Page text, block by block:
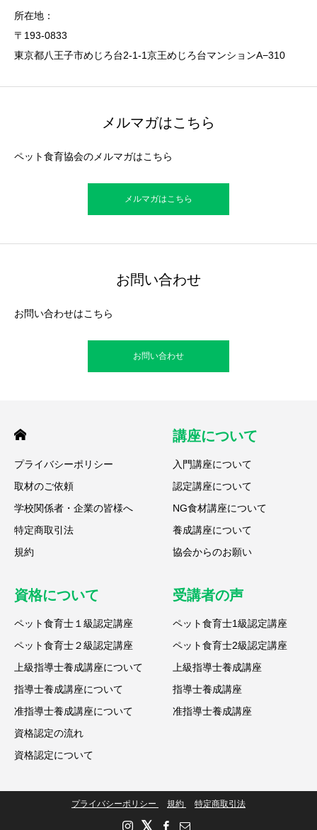
所在地：
〒193-0833
東京都八王子市めじろ台2-1-1京王めじろ台マンションA−310
メルマガはこちら
ペット食育協会のメルマガはこちら
メルマガはこちら
お問い合わせ
お問い合わせはこちら
お問い合わせ
プライバシーポリシー
取材のご依頼
学校関係者・企業の皆様へ
特定商取引法
規約
講座について
入門講座について
認定講座について
NG食材講座について
養成講座について
協会からのお願い
資格について
ペット食育士１級認定講座
ペット食育士２級認定講座
上級指導士養成講座について
指導士養成講座について
准指導士養成講座について
資格認定の流れ
資格認定について
受講者の声
ペット食育士1級認定講座
ペット食育士2級認定講座
上級指導士養成講座
指導士養成講座
准指導士養成講座
プライバシーポリシー 規約 特定商取引法